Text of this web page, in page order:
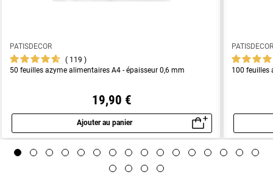
PATISDECOR
119
50 feuilles azyme alimentaires A4 - épaisseur 0,6 mm
19,90 €
Ajouter au panier
Aperçu rapide
100 feuilles